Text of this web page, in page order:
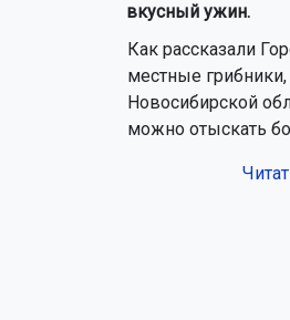
вкусный ужин.
Как рассказали
местные грибники,
Новосибирской
можно отыскать